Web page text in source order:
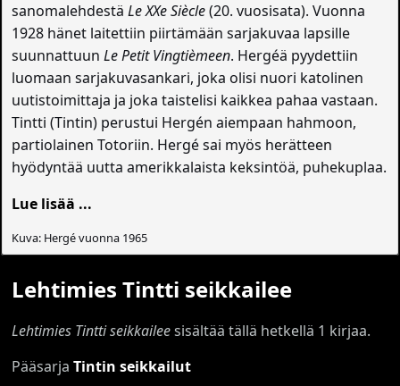
sanomalehdestäLe XXe Siècle(20. vuosisata). Vuonna
1928 hänet laitettiin piirtämään sarjakuvaa lapsille
suunnattuunLe Petit Vingtièmeen. Hergéä pyydettiin
luomaan sarjakuvasankari, joka olisi nuori katolinen
uutistoimittaja ja joka taistelisi kaikkea pahaa vastaan.
Tintti (Tintin) perustui Hergén aiempaan hahmoon,
partiolainen Totoriin. Hergé sai myös herätteen
hyödyntää uutta amerikkalaista keksintöä, puhekuplaa.
Lue lisää ...
Kuva: Hergé vuonna 1965
Lehtimies Tintti seikkailee
Lehtimies Tintti seikkaileesisältää tällä hetkellä 1 kirjaa.
PääsarjaTintin seikkailut